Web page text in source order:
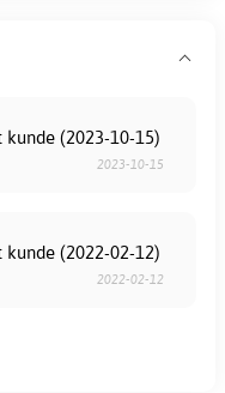
(2023-10-15)
2023-10-15
(2022-02-12)
2022-02-12